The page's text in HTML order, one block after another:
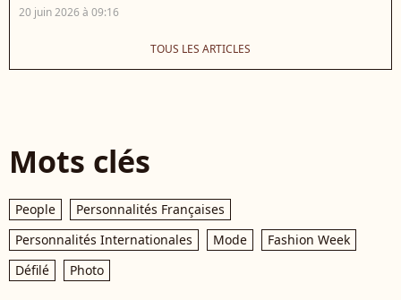
20 juin 2026 à 09:16
TOUS LES ARTICLES
Mots clés
People
Personnalités Françaises
Personnalités Internationales
Mode
Fashion Week
Défilé
Photo